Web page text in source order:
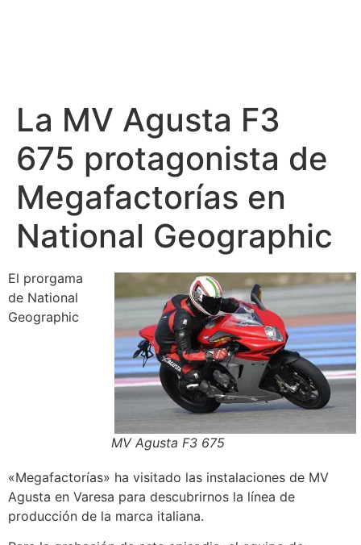
La MV Agusta F3
675 protagonista de
Megafactorías en
National Geographic
MV Agusta F3 675
El prorgama
de National
Geographic
«Megafactorías» ha visitado las instalaciones de MV
Agusta en Varesa para descubrirnos la línea de
producción de la marca italiana.